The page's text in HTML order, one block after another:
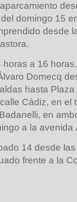
domingo 15
desde
a 16
Domecq
hasta
Cádiz, en el
en
a la avenida
14 desde
frente a la